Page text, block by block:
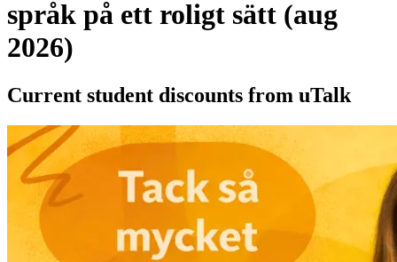
språk på ett roligt sätt (aug
2026)
Current student discounts from uTalk